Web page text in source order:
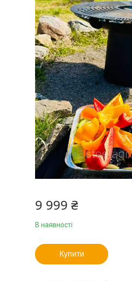
9 999 ₴
В наявності
Купити